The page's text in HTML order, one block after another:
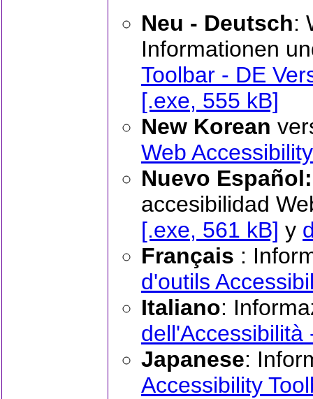
Neu - Deutsch:
Informationen
Toolbar - DE
[.exe, 555 kB]
New Korean
Web
Nuevo Español:
accesibilidad
[.exe, 561 kB] y
Français :
d'outils
Italiano:
dell'Accessibilità
Japanese:
Accessibility